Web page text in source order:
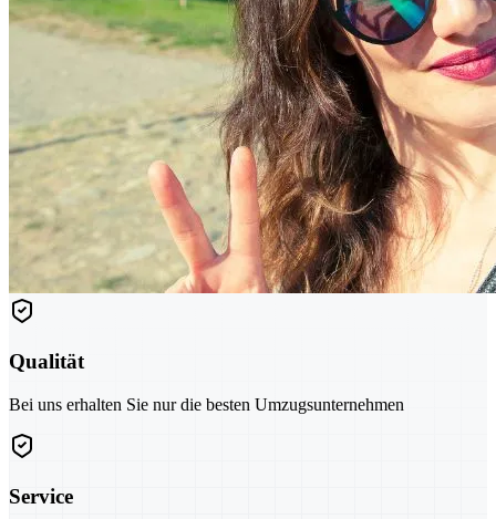
Qualität
Bei uns erhalten Sie nur die besten Umzugsunternehmen
Service